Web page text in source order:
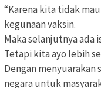
“Karena kita tidak
kegunaan vaksin.
Maka selanjutnya ada
Tetapi kita ayo lebih
Dengan menyuarakan
negara untuk